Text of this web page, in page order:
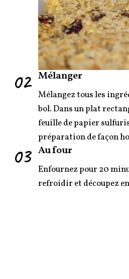
02 Mélanger
Mélangez tous les
bol. Dans un plat
feuille de papier
préparation de façon
03 Au four
Enfournez pour 20
refroidir et découpez